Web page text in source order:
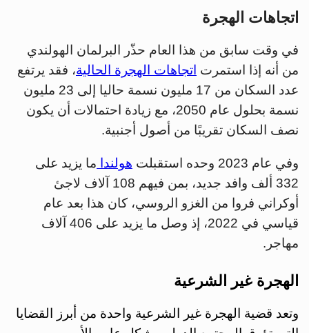
اتجاهات الهجرة
في وقت سابق من هذا العام حذّر البرلمان الهولندي
من أنه إذا استمرت اتجاهات الهجرة الحالية، فقد يرتفع
عدد السكان من 17 مليون نسمة حاليا إلى 23 مليون
نسمة بحلول عام 2050، مع زيادة احتمالات أن يكون
نصف السكان تقريبًا من أصول أجنبية.
وفي عام 2023 وحده استقبلت هولندا ما يزيد على
332 ألف وافد جديد، بمن فيهم 108 آلاف لاجئ
أوكراني فروا من الغزو الروسي، كان هذا بعد عام
قياسي في 2022، إذ وصل ما يزيد على 406 آلاف
مهاجر.
الهجرة غير الشرعية
وتعد قضية الهجرة غير الشرعية واحدة من أبرز القضايا